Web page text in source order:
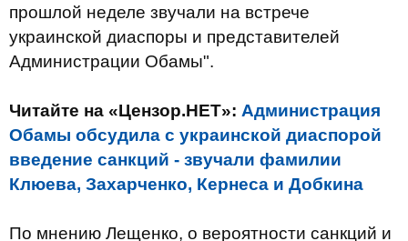
прошлой неделе звучали на встрече
украинской диаспоры и представителей
Администрации Обамы".
Читайте на «Цензор.НЕТ»: Администрация
Обамы обсудила с украинской диаспорой
введение санкций - звучали фамилии
Клюева, Захарченко, Кернеса и Добкина
По мнению Лещенко, о вероятности санкций и